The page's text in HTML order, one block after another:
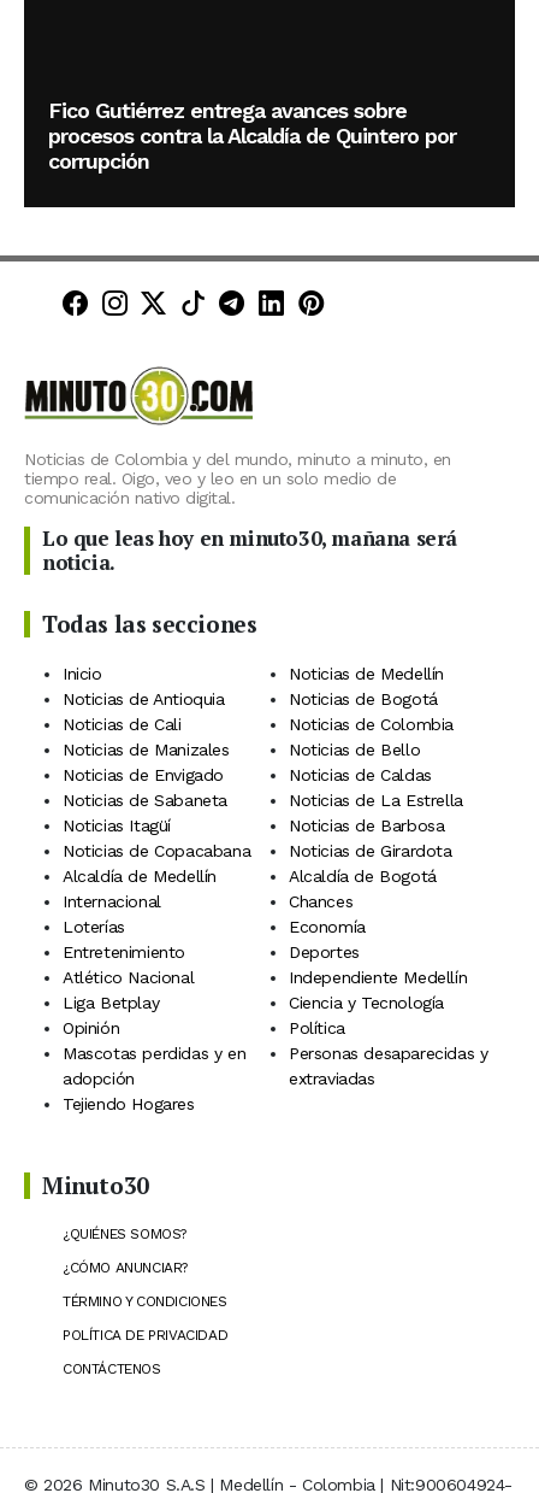
Fico Gutiérrez entrega avances sobre
procesos contra la Alcaldía de Quintero por
corrupción
Minuto30 en Facebook
Minuto30 en Instagram
Minuto30 en X (Twitter)
Minuto30 en TikTok
Canal de Minuto30 en
Minuto30 en LinkedIn
Minuto30 en
Noticias de Colombia y del mundo, minuto a minuto, en
tiempo real. Oigo, veo y leo en un solo medio de
comunicación nativo digital.
Lo que leas hoy en minuto30, mañana será
noticia.
Todas las secciones
Inicio
Noticias de Medellín
Noticias de Antioquia
Noticias de Bogotá
Noticias de Cali
Noticias de Colombia
Noticias de Manizales
Noticias de Bello
Noticias de Envigado
Noticias de Caldas
Noticias de Sabaneta
Noticias de La Estrella
Noticias Itagüí
Noticias de Barbosa
Noticias de Copacabana
Noticias de Girardota
Alcaldía de Medellín
Alcaldía de Bogotá
Internacional
Chances
Loterías
Economía
Entretenimiento
Deportes
Atlético Nacional
Independiente Medellín
Liga Betplay
Ciencia y Tecnología
Opinión
Política
Mascotas perdidas y en
adopción
Personas desaparecidas y
extraviadas
Tejiendo Hogares
Minuto30
¿QUIÉNES SOMOS?
¿CÓMO ANUNCIAR?
TÉRMINO Y CONDICIONES
POLÍTICA DE PRIVACIDAD
CONTÁCTENOS
© 2026 Minuto30 S.A.S | Medellín - Colombia | Nit:900604924-